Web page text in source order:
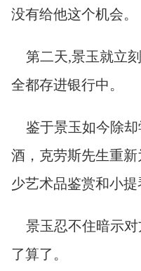
没有给他这个机会。
第二天,景玉就立
全都存进银行中。
鉴于景玉如今除
酒，克劳斯先生重
少艺术品鉴赏和小提
景玉忍不住暗示
了算了。